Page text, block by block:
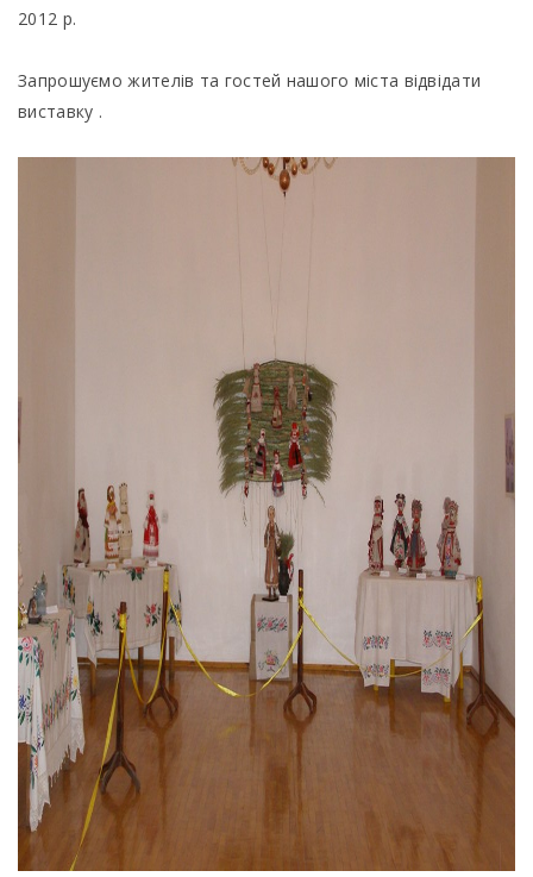
2012 р.
Запрошуємо жителів та гостей нашого міста відвідати
виставку .